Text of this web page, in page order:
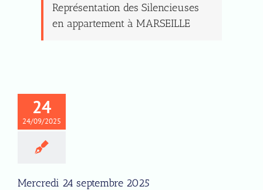
Représentation des Silencieuses
en appartement à MARSEILLE
24
24/09/2025
Mercredi 24 septembre 2025